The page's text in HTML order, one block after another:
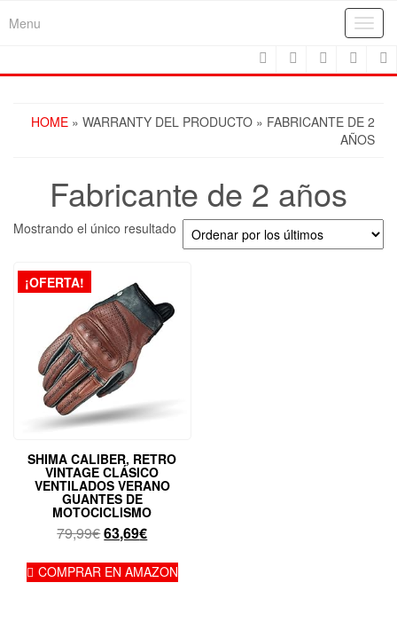
Menu
HOME » WARRANTY DEL PRODUCTO » FABRICANTE DE 2
AÑOS
Fabricante de 2 años
Mostrando el único resultado
¡OFERTA!
SHIMA CALIBER, RETRO
VINTAGE CLÁSICO
VENTILADOS VERANO
GUANTES DE
MOTOCICLISMO
79,99€El
original
63,69€El
actual
COMPRAR EN AMAZON